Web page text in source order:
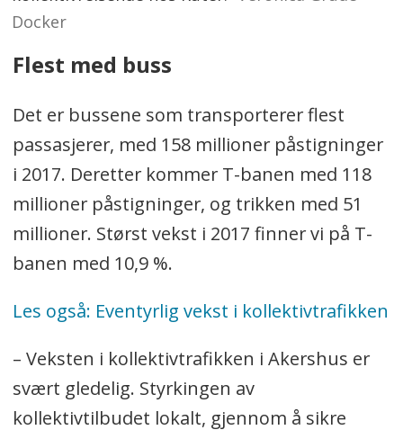
Docker
Flest med buss
Det er bussene som transporterer flest
passasjerer, med 158 millioner påstigninger
i 2017. Deretter kommer T-banen med 118
millioner påstigninger, og trikken med 51
millioner. Størst vekst i 2017 finner vi på T-
banen med 10,9 %.
Les også: Eventyrlig vekst i kollektivtrafikken
– Veksten i kollektivtrafikken i Akershus er
svært gledelig. Styrkingen av
kollektivtilbudet lokalt, gjennom å sikre